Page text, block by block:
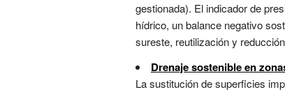
gestionada). El indicador de
hídrico, un balance negativo
sureste, reutilización y
Drenaje sostenible en
La sustitución de superficies